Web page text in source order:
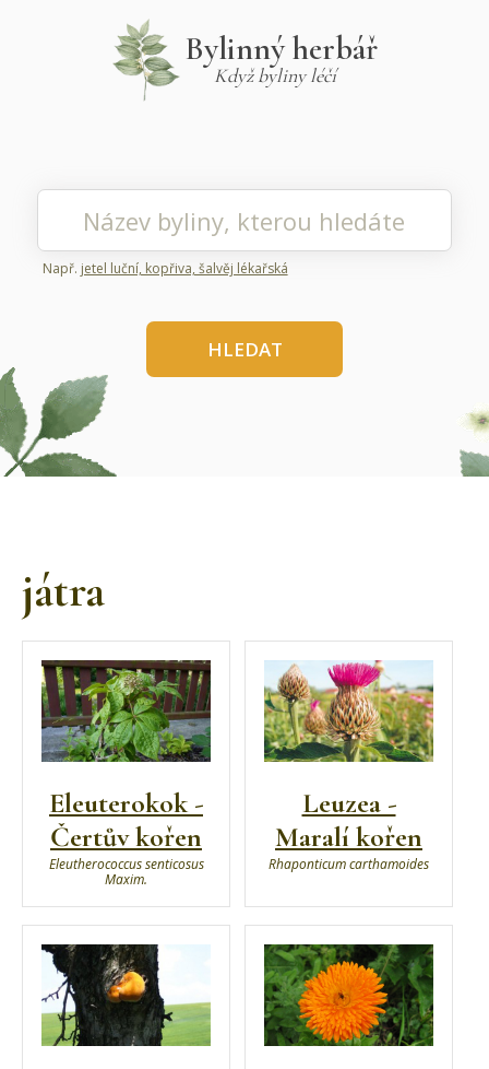
Bylinný herbář
Když byliny léčí
Např. jetel luční, kopřiva, šalvěj lékařská
HLEDAT
játra
Eleuterokok -
Čertův kořen
Eleutherococcus senticosus
Maxim.
Leuzea -
Maralí kořen
Rhaponticum carthamoides